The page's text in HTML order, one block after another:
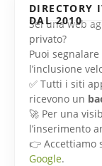
DIRECTORY
DAL 2010
Sei una web
privato?
Puoi
l’inclusione
✅ Tutti i siti
ricevono un
🚀 Per una
l’inserimento
👉 Accettiamo
Google.